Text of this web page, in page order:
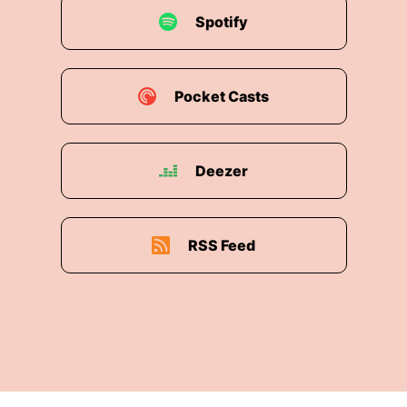
00:01:26: Oder hast du noch irgendwelche
Erinnerungen oder irgendwelchen Situationen,
die du noch im Kopf hast von deinen ersten
sehr lange her ist.
00:01:36: Aber ich kann mich noch ganz gut
daran erinnern dass ich mich ja für einen
sogenannten damals noch Heimarbeitsplatz
Spotify
Pocket Casts
Deezer
RSS Feed